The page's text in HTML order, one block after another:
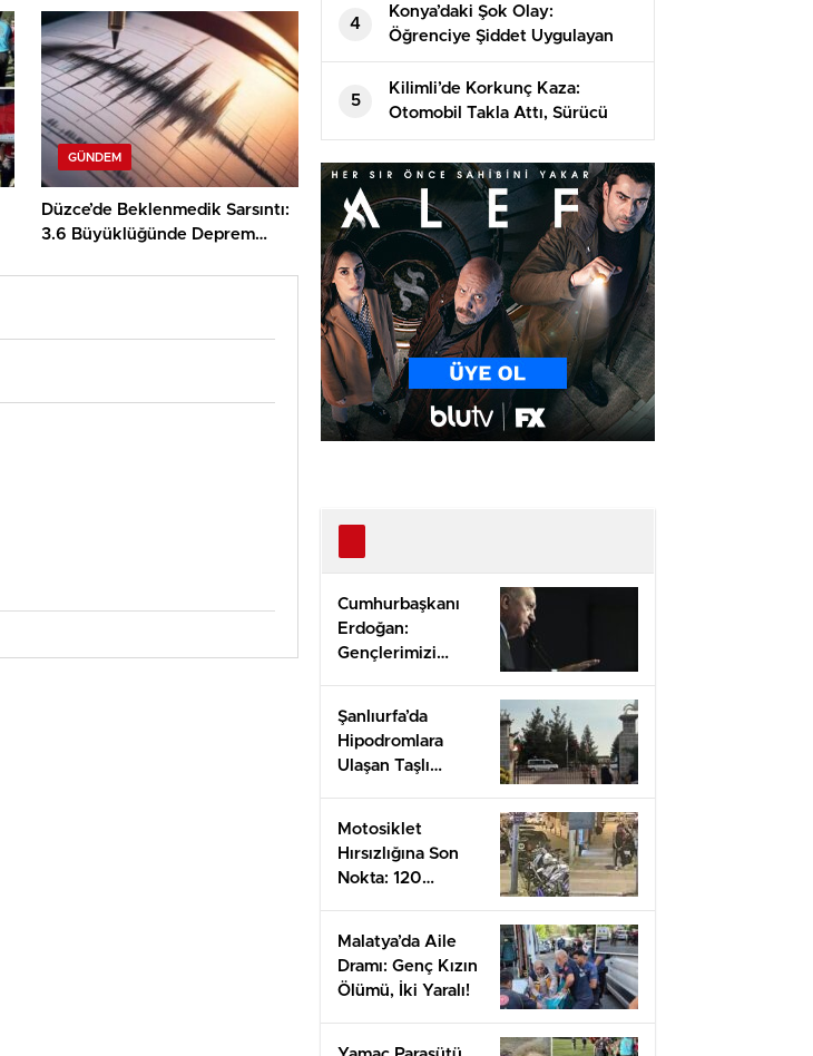
GÜNDEM
Düzce’de Beklenmedik Sarsıntı:
3.6 Büyüklüğünde Deprem
4
Konya’daki Şok Olay:
Öğrenciye Şiddet Uygulayan
Görevli Tutuklandı!
5
Kilimli’de Korkunç Kaza:
Otomobil Takla Attı, Sürücü
Ağır Yaralı
Cumhurbaşkanı
Erdoğan:
Gençlerimizi
Şanlıurfa’da
Hipodromlara
Ulaşan Taşlı
Motosiklet
Hırsızlığına Son
Nokta: 120
Malatya’da Aile
Dramı: Genç Kızın
Ölümü, İki Yaralı!